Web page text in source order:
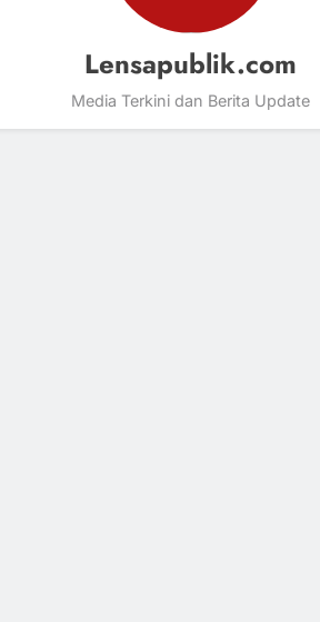
Lensapublik.com
Media Terkini dan Berita Update